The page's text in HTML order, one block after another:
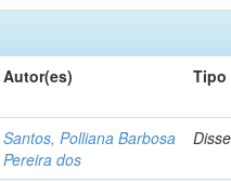
Autor(es) Tipo
Santos, Polliana Barbosa
Pereira dos